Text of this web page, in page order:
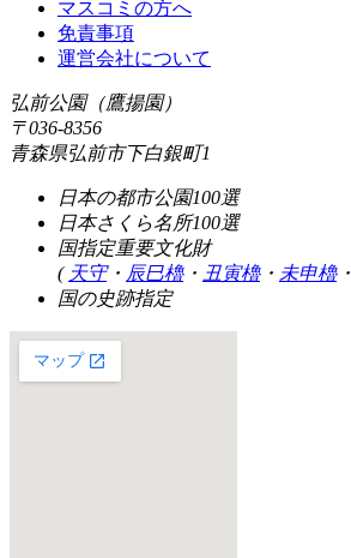
マスコミの方へ
免責事項
運営会社について
弘前公園（鷹揚園）
〒036-8356
青森県弘前市下白銀町1
日本の都市公園100選
日本さくら名所100選
国指定重要文化財
( 天守・ 辰巳櫓・ 丑寅櫓・ 未申櫓・
国の史跡指定